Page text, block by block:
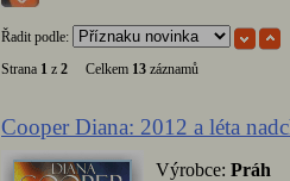
Řadit podle:
Strana 1 z 2 Celkem 13 záznamů
Cooper Diana: 2012 a léta
Výrobce: Práh